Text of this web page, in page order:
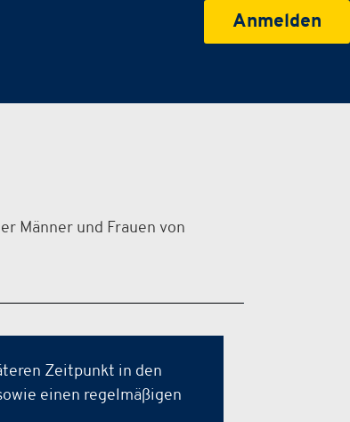
Anmelden
Männer und Frauen von
Zeitpunkt in den
einen regelmäßigen